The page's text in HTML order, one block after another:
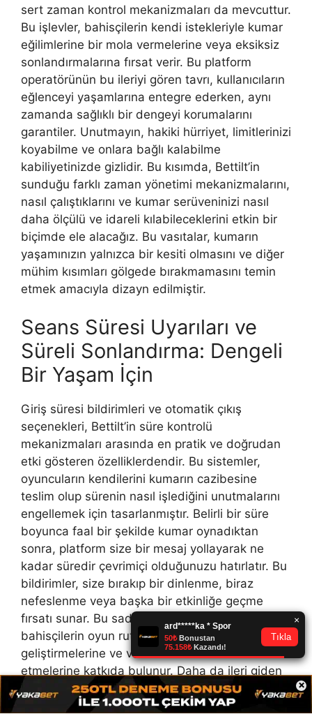
×
sert zaman kontrol mekanizmaları da mevcuttur.
Bu işlevler, bahisçilerin kendi istekleriyle kumar
eğilimlerine bir mola vermelerine veya eksiksiz
sonlandırmalarına fırsat verir. Bu platform
operatörünün bu ileriyi gören tavrı, kullanıcıların
eğlenceyi yaşamlarına entegre ederken, aynı
zamanda sağlıklı bir dengeyi korumalarını
garantiler. Unutmayın, hakiki hürriyet, limitlerinizi
koyabilme ve onlara bağlı kalabilme
kabiliyetinizde gizlidir. Bu kısımda, Bettilt’in
sunduğu farklı zaman yönetimi mekanizmalarını,
nasıl çalıştıklarını ve kumar serüveninizi nasıl
daha ölçülü ve idareli kılabileceklerini etkin bir
biçimde ele alacağız. Bu vasıtalar, kumarın
yaşamınızın yalnızca bir kesiti olmasını ve diğer
mühim kısımları gölgede bırakmamasını temin
etmek amacıyla dizayn edilmiştir.
Seans Süresi Uyarıları ve
Süreli Sonlandırma: Dengeli
Bir Yaşam İçin
Giriş süresi bildirimleri ve otomatik çıkış
seçenekleri, Bettilt’in süre kontrolü
mekanizmaları arasında en pratik ve doğrudan
etki gösteren özelliklerdendir. Bu sistemler,
oyuncuların kendilerini kumarın cazibesine
teslim olup sürenin nasıl işlediğini unutmalarını
engellemek için tasarlanmıştır. Belirli bir süre
boyunca faal bir şekilde kumar oynadıktan
sonra, platform size bir mesaj yollayarak ne
kadar süredir çevrimiçi olduğunuzu hatırlatır. Bu
bildirimler, size bırakıp bir dinlenme, biraz
nefeslenme veya başka bir etkinliğe geçme
fırsatı sunar. Bu sade fakat tesirli uyarı,
bahisçilerin oyun rutinleri hakkında farkındalık
geliştirmelerine ve vakitlerini daha dikkatli idare
etmelerine katkıda bulunur. Daha da ileri giden
otomatik çıkış özelliği ise, tespit ettiğiniz bir
seans zamanı dolduğunda profilinizden